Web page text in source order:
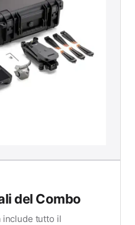
del Combo
include tutto il